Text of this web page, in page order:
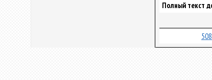
Полный текст